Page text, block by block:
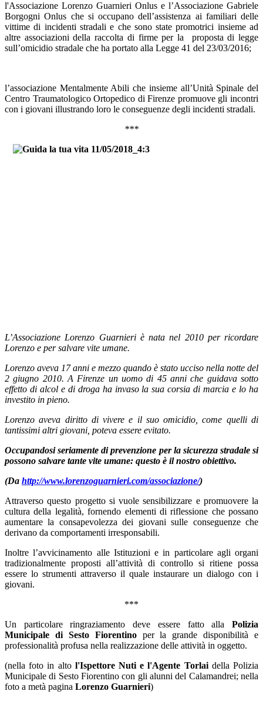
l'Associazione Lorenzo Guarnieri Onlus e l’Associazione Gabriele
Borgogni Onlus che si occupano dell’assistenza ai familiari delle
vittime di incidenti stradali e che sono state promotrici insieme ad
altre associazioni della raccolta di firme per la proposta di legge
sull’omicidio stradale che ha portato alla Legge 41 del 23/03/2016;
l’associazione Mentalmente Abili che insieme all’Unità Spinale del
Centro Traumatologico Ortopedico di Firenze promuove gli incontri
con i giovani illustrando loro le conseguenze degli incidenti stradali.
***
L’Associazione Lorenzo Guarnieri è nata nel 2010 per ricordare
Lorenzo e per salvare vite umane.
Lorenzo aveva 17 anni e mezzo quando è stato ucciso nella notte del
2 giugno 2010. A Firenze un uomo di 45 anni che guidava sotto
effetto di alcol e di droga ha invaso la sua corsia di marcia e lo ha
investito in pieno.
Lorenzo aveva diritto di vivere e il suo omicidio, come quelli di
tantissimi altri giovani, poteva essere evitato.
Occupandosi seriamente di prevenzione per la sicurezza stradale si
possono salvare tante vite umane: questo è il nostro obiettivo.
(Da http://www.lorenzoguarnieri.com/associazione/)
Attraverso questo progetto si vuole sensibilizzare e promuovere la
cultura della legalità, fornendo elementi di riflessione che possano
aumentare la consapevolezza dei giovani sulle conseguenze che
derivano da comportamenti irresponsabili.
Inoltre l’avvicinamento alle Istituzioni e in particolare agli organi
tradizionalmente proposti all’attività di controllo si ritiene possa
essere lo strumenti attraverso il quale instaurare un dialogo con i
giovani.
***
Un particolare ringraziamento deve essere fatto alla Polizia
Municipale di Sesto Fiorentinoper la grande disponibilità e
professionalità profusa nella realizzazione delle attività in oggetto.
(nella foto in alto l'Ispettore Nuti e l'Agente Torlaidella Polizia
Municipale di Sesto Fiorentino con gli alunni del Calamandrei; nella
foto a metà pagina Lorenzo Guarnieri)